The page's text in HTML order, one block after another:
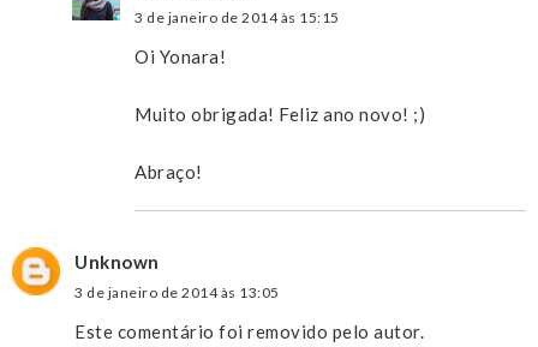
3 de janeiro de 2014 às 15:15
Oi Yonara!
Muito obrigada! Feliz ano novo! ;)
Abraço!
Unknown
3 de janeiro de 2014 às 13:05
Este comentário foi removido pelo autor.